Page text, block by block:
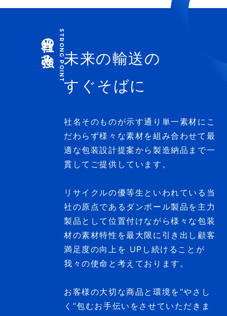
当社の強み 未来の輸送の
すぐそばに
社名そのものが示す通り単一素材にこ
だわらず様々な素材を組み合わせて最
適な包装設計提案から製造納品まで一
貫してご提供しています。
リサイクルの優等生といわれている当
社の原点であるダンボール製品を主力
製品として位置付けながら様々な包装
材の素材特性を最大限に引き出し顧客
満足度の向上を UPし続けることが
我々の使命と考えております。
お客様の大切な商品と環境を“やさし
く”包むお手伝いをさせていただきま